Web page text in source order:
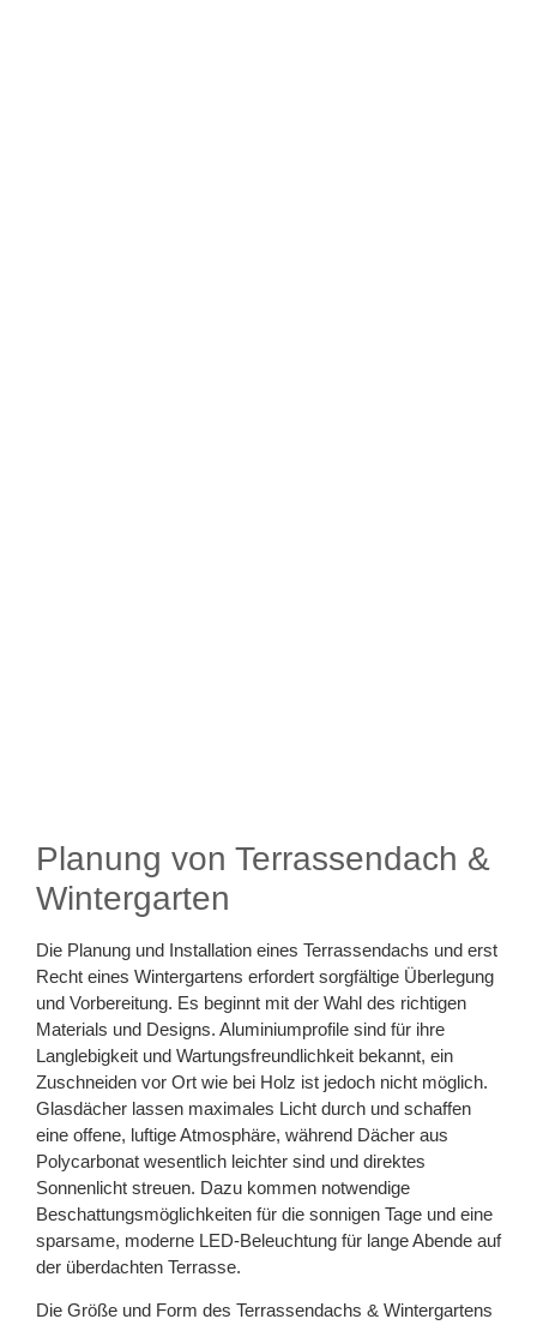
Planung von Terrassendach &
Wintergarten
Die Planung und Installation eines Terrassendachs und erst
Recht eines Wintergartens erfordert sorgfältige Überlegung
und Vorbereitung. Es beginnt mit der Wahl des richtigen
Materials und Designs. Aluminiumprofile sind für ihre
Langlebigkeit und Wartungsfreundlichkeit bekannt, ein
Zuschneiden vor Ort wie bei Holz ist jedoch nicht möglich.
Glasdächer lassen maximales Licht durch und schaffen
eine offene, luftige Atmosphäre, während Dächer aus
Polycarbonat wesentlich leichter sind und direktes
Sonnenlicht streuen. Dazu kommen notwendige
Beschattungsmöglichkeiten für die sonnigen Tage und eine
sparsame, moderne LED-Beleuchtung für lange Abende auf
der überdachten Terrasse.
Die Größe und Form des Terrassendachs & Wintergartens